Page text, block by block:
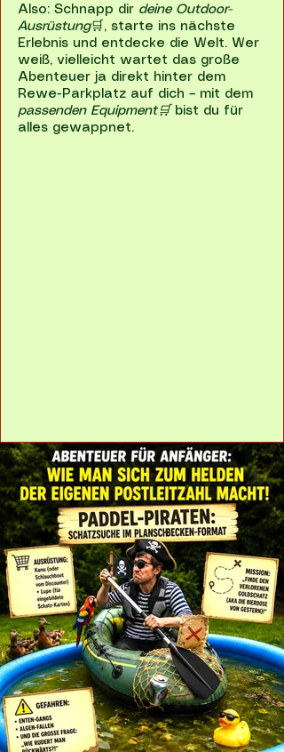
Also: Schnapp dir deine Outdoor-
Ausrüstung🛒, starte ins nächste
Erlebnis und entdecke die Welt. Wer
weiß, vielleicht wartet das große
Abenteuer ja direkt hinter dem
Rewe-Parkplatz auf dich – mit dem
passenden Equipment🛒 bist du für
alles gewappnet.